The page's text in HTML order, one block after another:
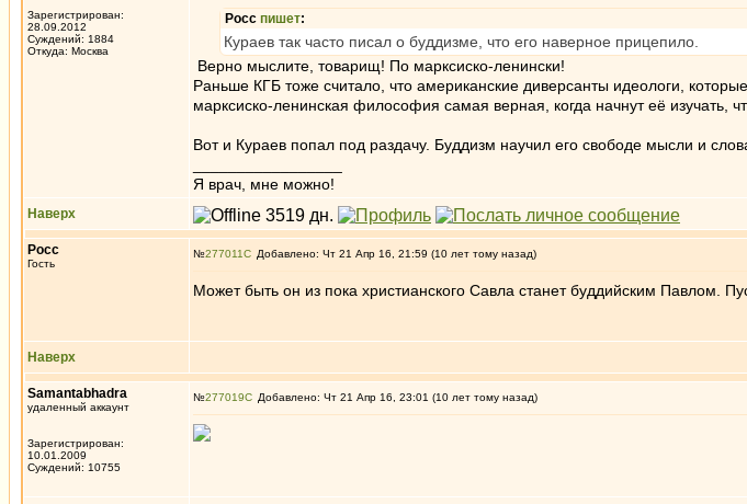
Зарегистрирован:
28.09.2012
Суждений: 1884
Откуда: Москва
Росс пишет:
Кураев так часто писал о буддизме, что его наверное прицепило.
Верно мыслите, товарищ! По марксиско-ленински!
Раньше КГБ тоже считало, что американские диверсанты идеологи,
марксиско-ленинская философия самая верная, когда начнут её изучать,
Вот и Кураев попал под раздачу. Буддизм научил его свободе мысли и
Я врач, мне можно!
Наверх
Росс
Гость
№277011 Добавлено: Чт 21 Апр 16, 21:59 (10 лет тому назад)
Может быть он из пока христианского Савла станет буддийским Павлом.
Наверх
Samantabhadra
удаленный аккаунт
Зарегистрирован:
10.01.2009
Суждений: 10755
№277019 Добавлено: Чт 21 Апр 16, 23:01 (10 лет тому назад)